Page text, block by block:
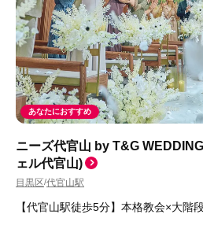
あなたにおすすめ
ニーズ代官山 by T&G
ェル代官山)
目黒区/代官山駅
【代官山駅徒歩5分】本格教会×大階